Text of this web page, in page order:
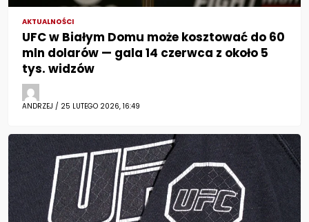
AKTUALNOŚCI
UFC w Białym Domu może kosztować do 60
mln dolarów — gala 14 czerwca z około 5
tys. widzów
ANDRZEJ / 25 LUTEGO 2026, 16:49